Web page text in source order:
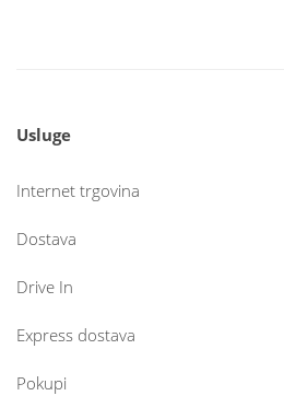
Usluge
Internet trgovina
Dostava
Drive In
Express dostava
Pokupi